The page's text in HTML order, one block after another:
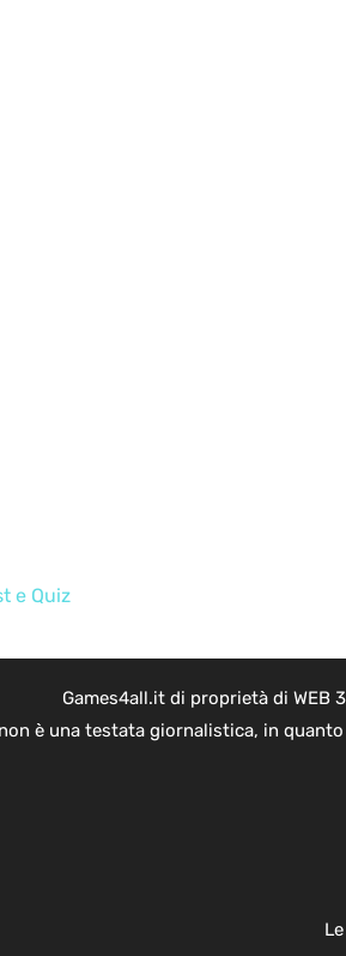
e Quiz
Games4all.it di proprietà di WEB
è una testata giornalistica, in